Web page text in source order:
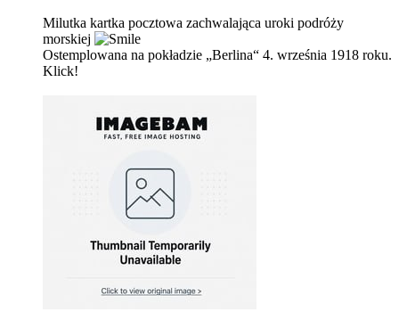
Milutka kartka pocztowa zachwalająca uroki podróży
morskiej
Ostemplowana na pokładzie „Berlina“ 4. września 1918 roku.
Klick!